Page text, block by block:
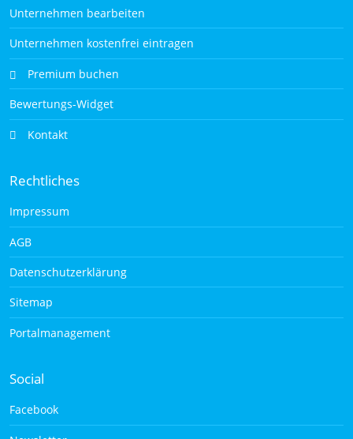
Unternehmen bearbeiten
Unternehmen kostenfrei eintragen
Premium buchen
Bewertungs-Widget
Kontakt
Rechtliches
Impressum
AGB
Datenschutzerklärung
Sitemap
Portalmanagement
Social
Facebook